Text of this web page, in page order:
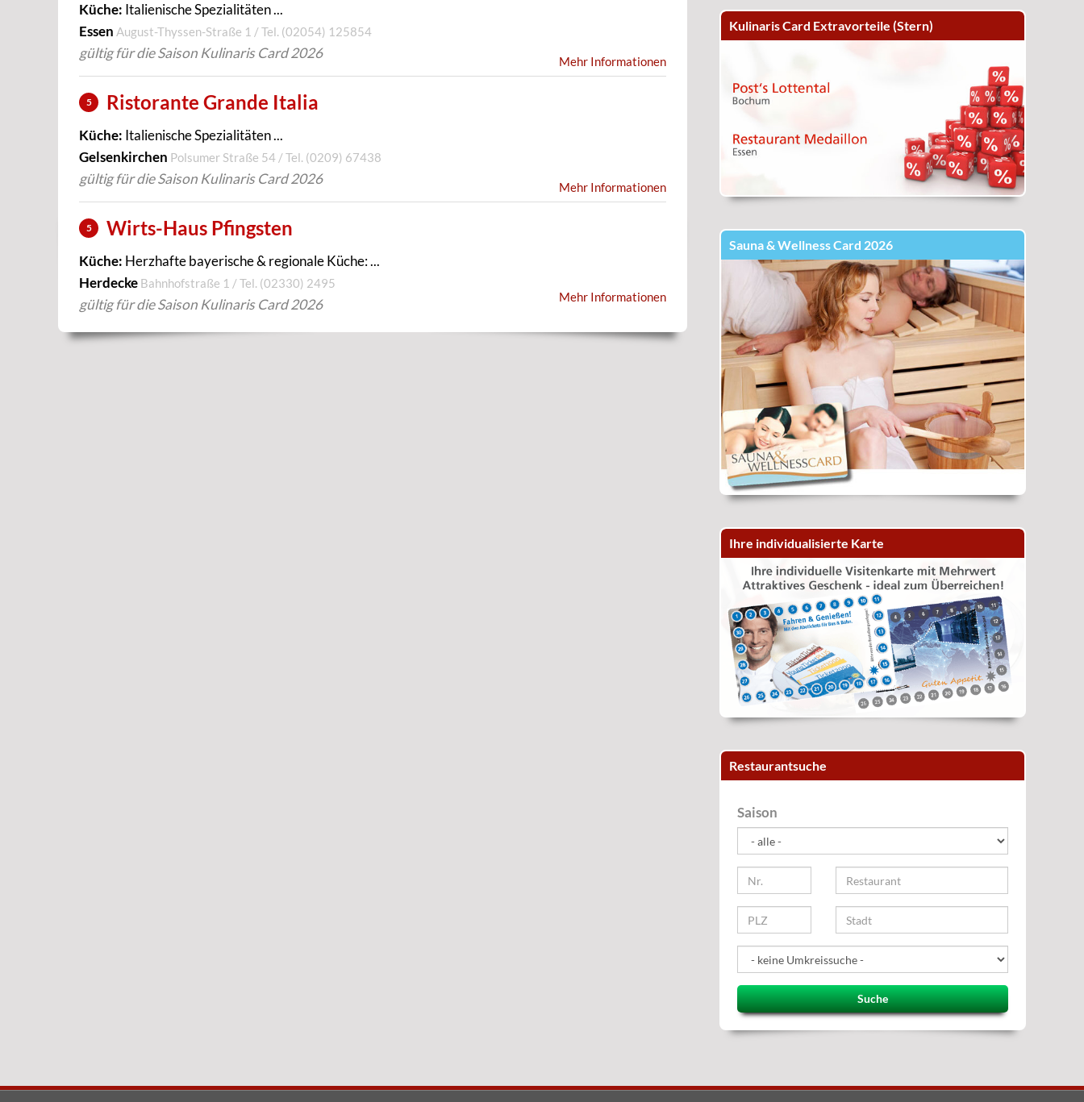
Küche: Italienische Spezialitäten ...
Essen August-Thyssen-Straße 1 / Tel. (02054) 125854
gültig für die Saison Kulinaris Card 2026
Mehr Informationen
5 Ristorante Grande Italia
Küche: Italienische Spezialitäten ...
Gelsenkirchen Polsumer Straße 54 / Tel. (0209) 67438
gültig für die Saison Kulinaris Card 2026
Mehr Informationen
5 Wirts-Haus Pfingsten
Küche: Herzhafte bayerische & regionale Küche: ...
Herdecke Bahnhofstraße 1 / Tel. (02330) 2495
gültig für die Saison Kulinaris Card 2026 Mehr Informationen
Kulinaris Card Extravorteile (Stern)
Sauna & Wellness Card 2026
Ihre individualisierte Karte
Restaurantsuche
Saison
Suche